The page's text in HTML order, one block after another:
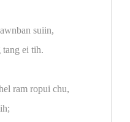
suiin,
ei tih.
ram ropui chu,